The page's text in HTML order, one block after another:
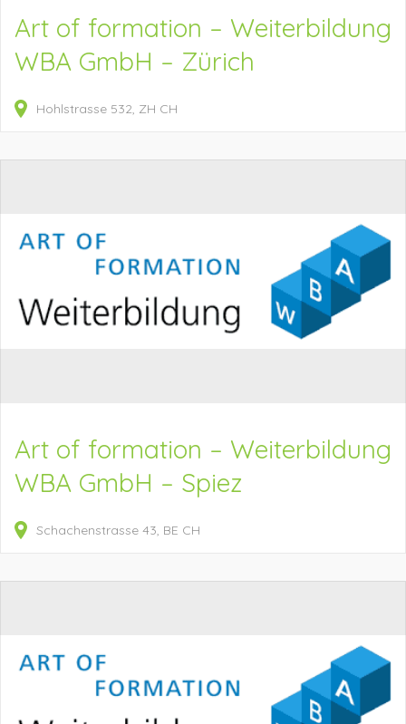
Art of formation – Weiterbildung
WBA GmbH – Zürich
Hohlstrasse 532 ZH CH
Art of formation – Weiterbildung
WBA GmbH – Spiez
Schachenstrasse 43 BE CH